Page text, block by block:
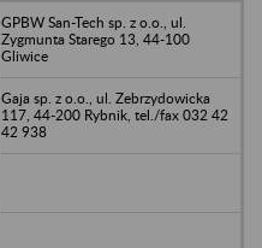
GPBW San-Tech sp. z o.o., ul.
Zygmunta Starego 13, 44-100
Gliwice
Gaja sp. z o.o., ul. Zebrzydowicka
117, 44-200 Rybnik, tel./fax 032 42
42 938